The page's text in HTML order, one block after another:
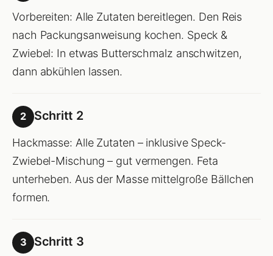
Vorbereiten: Alle Zutaten bereitlegen. Den Reis
nach Packungsanweisung kochen. Speck &
Zwiebel: In etwas Butterschmalz anschwitzen,
dann abkühlen lassen.
2 Schritt 2
Hackmasse: Alle Zutaten – inklusive Speck-
Zwiebel-Mischung – gut vermengen. Feta
unterheben. Aus der Masse mittelgroße Bällchen
formen.
3 Schritt 3